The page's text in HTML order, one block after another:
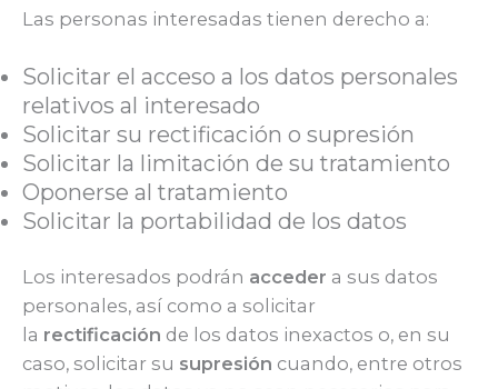
Las personas interesadas tienen derecho a:
Solicitar el acceso a los datos personales
relativos al interesado
Solicitar su rectificación o supresión
Solicitar la limitación de su tratamiento
Oponerse al tratamiento
Solicitar la portabilidad de los datos
Los interesados podrán acceder a sus datos
personales, así como a solicitar
la rectificación de los datos inexactos o, en su
caso, solicitar su supresión cuando, entre otros